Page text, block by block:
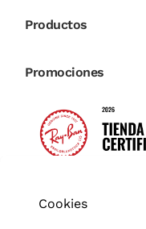
Productos
Promociones
Cookies